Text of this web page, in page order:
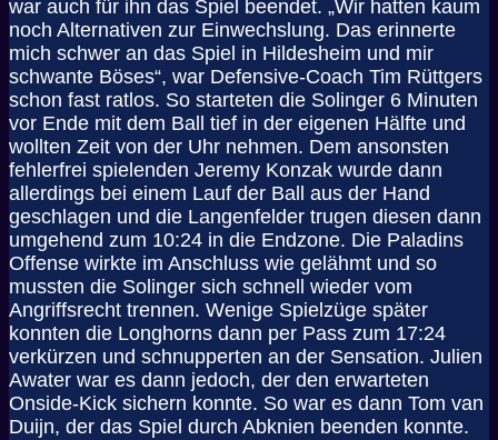
war auch für ihn das Spiel beendet. „Wir hatten kaum
noch Alternativen zur Einwechslung. Das erinnerte
mich schwer an das Spiel in Hildesheim und mir
schwante Böses“, war Defensive-Coach Tim Rüttgers
schon fast ratlos. So starteten die Solinger 6 Minuten
vor Ende mit dem Ball tief in der eigenen Hälfte und
wollten Zeit von der Uhr nehmen. Dem ansonsten
fehlerfrei spielenden Jeremy Konzak wurde dann
allerdings bei einem Lauf der Ball aus der Hand
geschlagen und die Langenfelder trugen diesen dann
umgehend zum 10:24 in die Endzone. Die Paladins
Offense wirkte im Anschluss wie gelähmt und so
mussten die Solinger sich schnell wieder vom
Angriffsrecht trennen. Wenige Spielzüge später
konnten die Longhorns dann per Pass zum 17:24
verkürzen und schnupperten an der Sensation. Julien
Awater war es dann jedoch, der den erwarteten
Onside-Kick sichern konnte. So war es dann Tom van
Duijn, der das Spiel durch Abknien beenden konnte.